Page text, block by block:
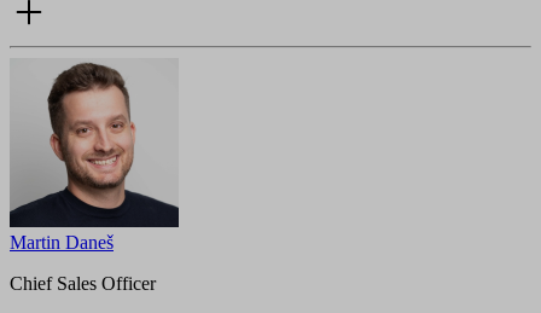
Martin Daneš
Chief Sales Officer